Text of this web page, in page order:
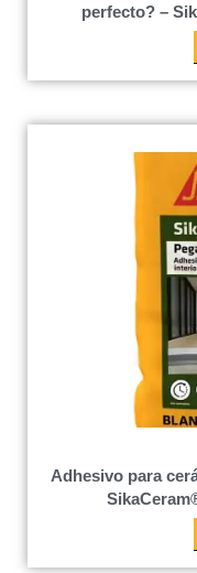
perfecto? –
Adhesivo para